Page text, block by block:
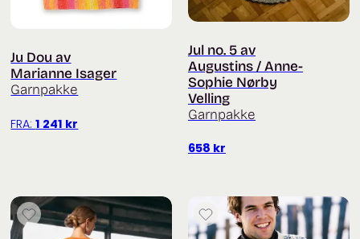
Ju Dou av
Marianne Isager
Garnpakke
FRA:1 241 kr
Jul no. 5 av
Augustins / Anne-
Sophie Nørby
Velling
Garnpakke
658 kr